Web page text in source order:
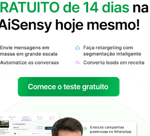
sua empresa não estava
documentos comprobatórios
empresa.
o upload do mesmo